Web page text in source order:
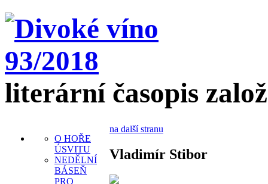
literární časopis
O HOŘE
ÚSVITU
NEDĚLNÍ
BÁSEŇ
PRO
na další stranu
Vladimír Stibor